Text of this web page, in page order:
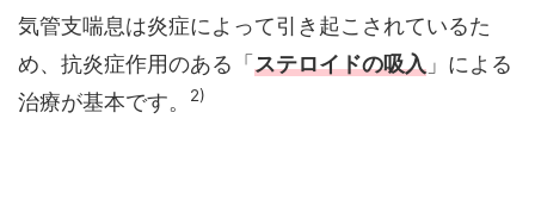
気管支喘息は炎症によって引き起こされているた
め、抗炎症作用のある「 ステロイドの吸入 」による
治療が基本です。
2)